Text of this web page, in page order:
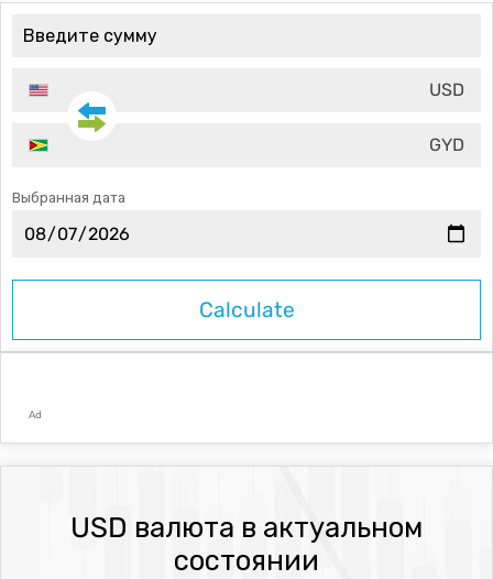
USD
GYD
Выбранная дата
Ad
USD валюта в актуальном
состоянии